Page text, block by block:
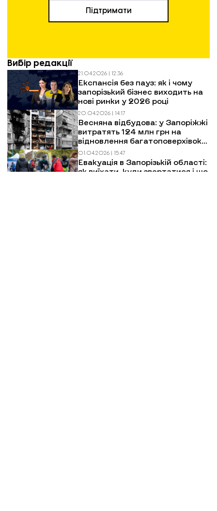
Підтримати
Вибір редакції
21.04.2026 | 12:36
Експансія без пауз: як і чому
запорізький бізнес виходить на
нові ринки у 2026 році
20.04.2026 | 14:17
Весняна відбудова: у Запоріжжі
витратять 124 млн грн на
відновлення багатоповерхівок
після обстрілів
01.04.2026 | 15:47
Евакуація в Запорізькій області:
як виїхати, куди звертатися і що